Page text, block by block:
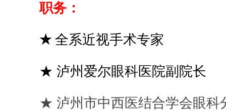
职务：
★ 全系近视手术专家
★ 泸州爱尔眼科医院副院长
★ 泸州市中西医结合学会眼科